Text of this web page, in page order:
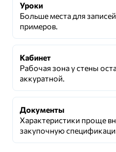
Уроки
Больше места для
примеров.
Кабинет
Рабочая зона у стены
аккуратной.
Документы
Характеристики проще
закупочную